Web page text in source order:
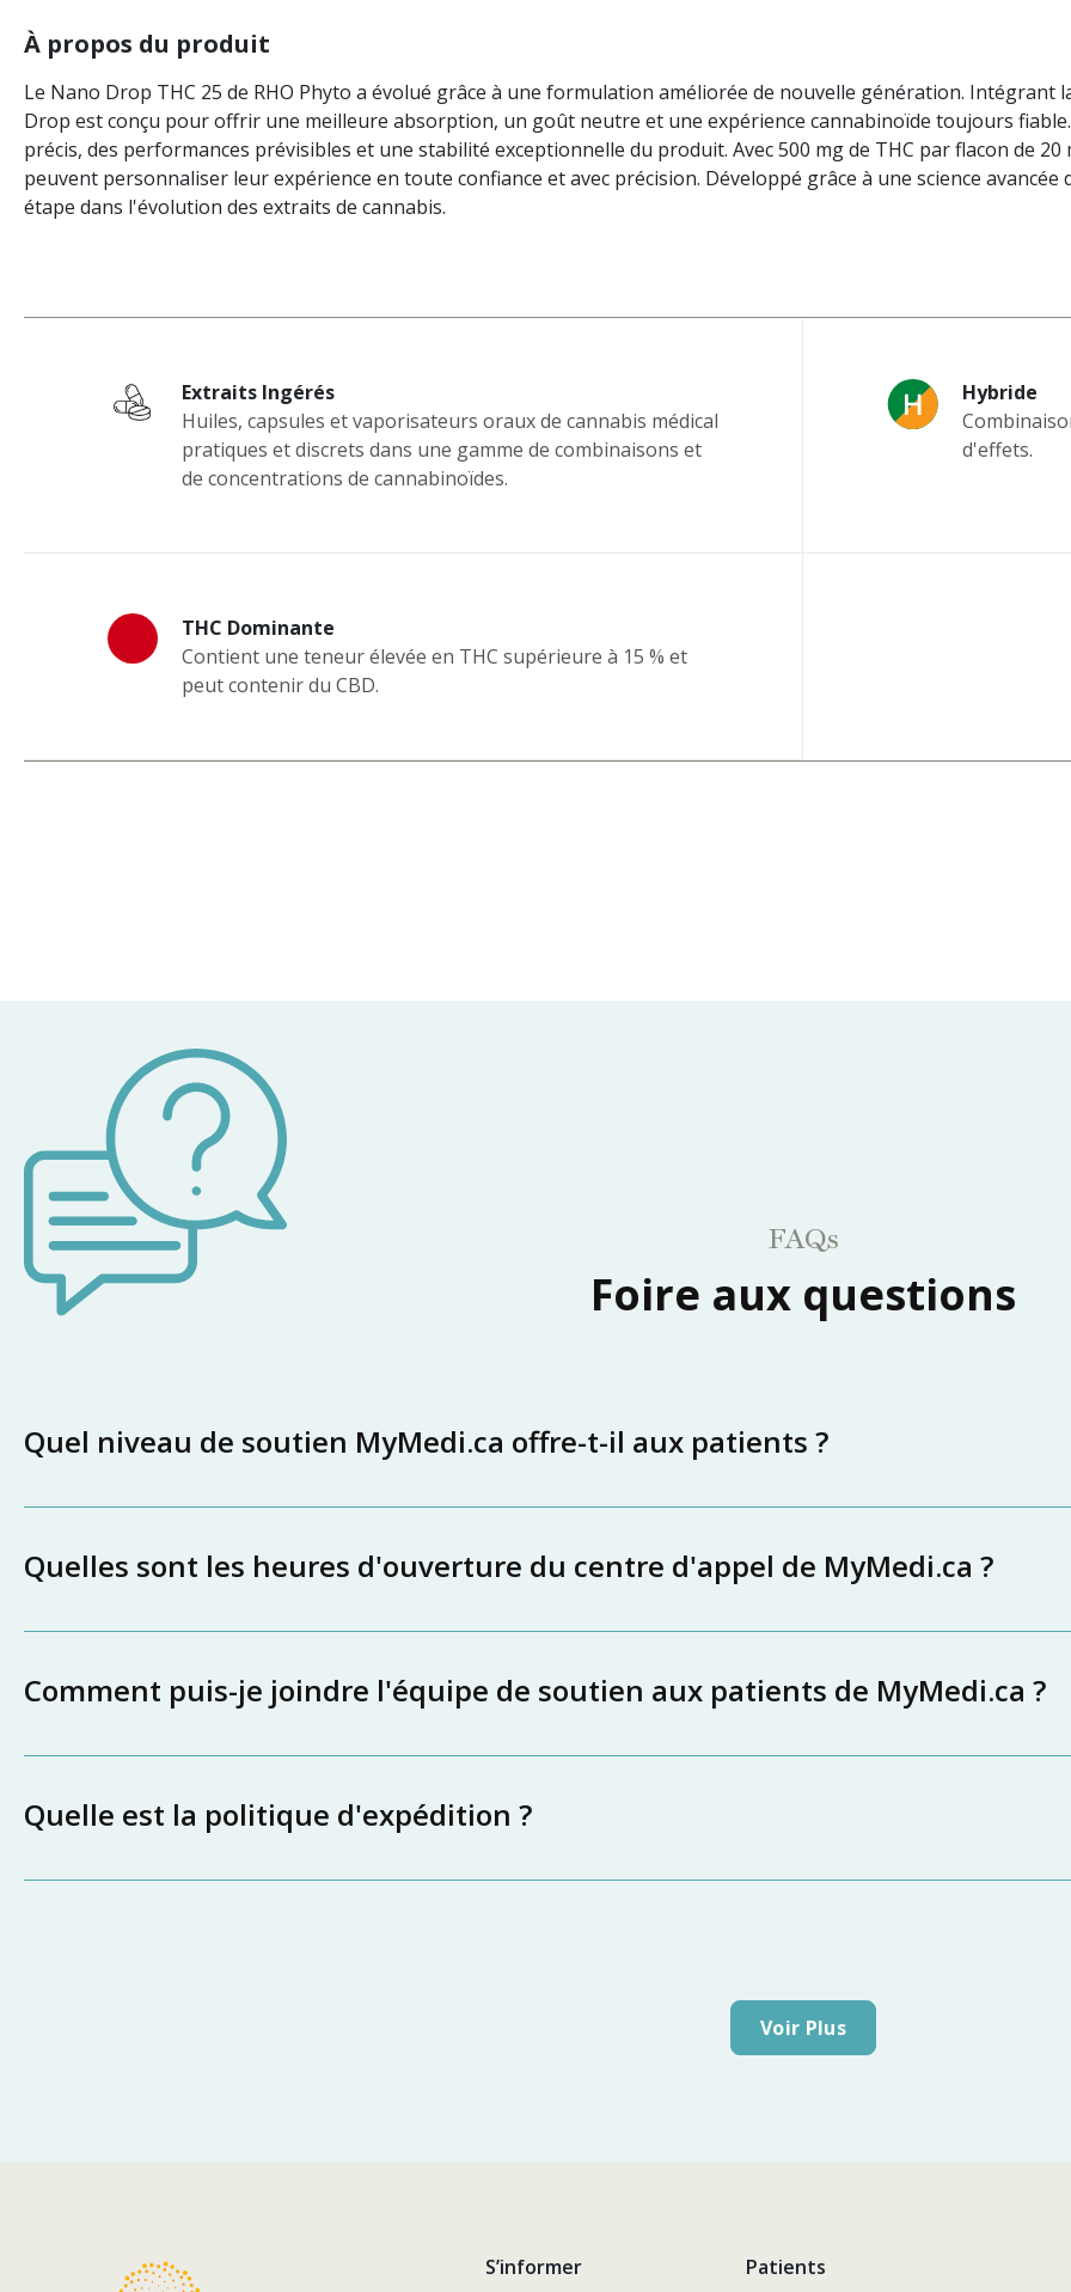
À propos du produit
Le Nano Drop THC 25 de RHO Phyto a évolué grâce à une formulation améliorée de nouvelle génération. Intégrant
Drop est conçu pour offrir une meilleure absorption, un goût neutre et une expérience cannabinoïde toujours
précis, des performances prévisibles et une stabilité exceptionnelle du produit. Avec 500 mg de THC par flacon de
peuvent personnaliser leur expérience en toute confiance et avec précision. Développé grâce à une science
étape dans l'évolution des extraits de cannabis.
Extraits Ingérés
Huiles, capsules et vaporisateurs oraux de cannabis médical
pratiques et discrets dans une gamme de combinaisons et
de concentrations de cannabinoïdes.
Hybride
d'effets.
THC Dominante
Contient une teneur élevée en THC supérieure à 15 % et
peut contenir du CBD.
FAQs
Foire aux questions
Quel niveau de soutien MyMedi.ca offre-t-il aux patients ?
Quelles sont les heures d'ouverture du centre d'appel de MyMedi.ca ?
Comment puis-je joindre l'équipe de soutien aux patients de MyMedi.ca ?
Quelle est la politique d'expédition ?
Voir Plus
S’informer Patients